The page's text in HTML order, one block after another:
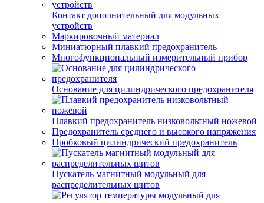
Контакт дополнительный для модульных
устройств
Маркировочный материал
Миниатюрный плавкий предохранитель
Многофункциональный измерительный прибор
Основание для цилиндрического предохранителя
Плавкий предохранитель низковольтный ножевой
Предохранитель среднего и высокого напряжения
Пробковый цилиндрический предохранитель
Пускатель магнитный модульный для
распределительных щитов